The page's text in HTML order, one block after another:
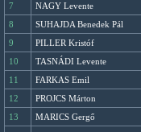
7
NAGY Levente
8
SUHAJDA Benedek Pál
9
PILLER Kristóf
10
TASNÁDI Levente
11
FARKAS Emil
12
PROJCS Márton
13
MARICS Gergő